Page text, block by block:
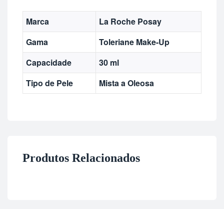
Marca
La Roche Posay
Gama
Toleriane Make-Up
Capacidade
30 ml
Tipo de Pele
Mista a Oleosa
Produtos Relacionados